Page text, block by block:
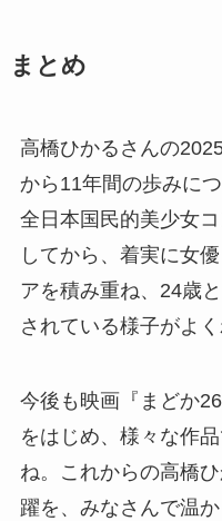
まとめ
高橋ひかるさんの
から11年間の歩みに
全日本国民的美少女
してから、着実に女
アを積み重ね、24歳
されている様子がよく
今後も映画『まどか
をはじめ、様々な作
ね。これからの高橋
躍を、みなさんで温